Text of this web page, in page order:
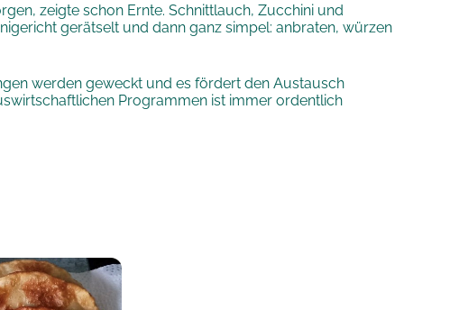
zeigte schon Ernte. Schnittlauch, Zucchini und
gerätselt und dann ganz simpel: anbraten, würzen
werden geweckt und es fördert den Austausch
Programmen ist immer ordentlich